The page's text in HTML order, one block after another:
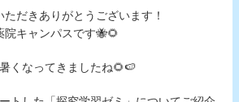
だきありがとうございます！
キャンパスです🐝🌻
くなってきましたね🌻🍉